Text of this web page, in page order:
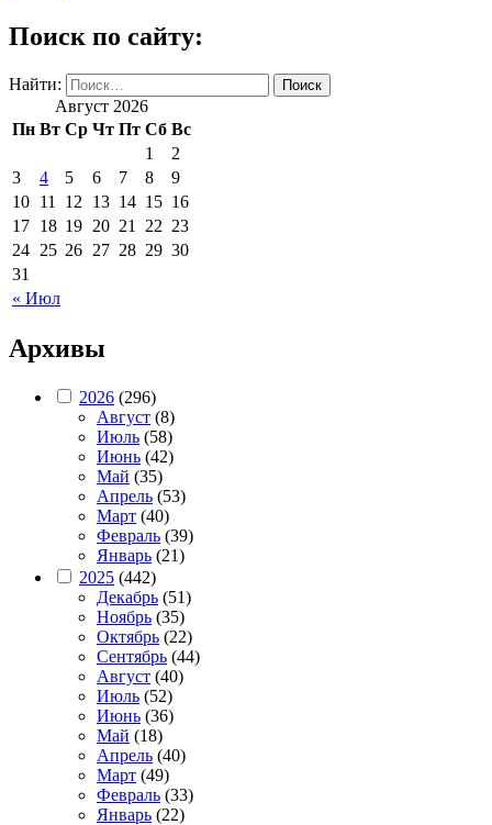
Поиск по сайту:
Найти:
Август 2026
Пн Вт Ср Чт Пт Сб Вс
« Июл
1
2
3
4 5 6 7 8
9
10 11 12 13 14 15 16
17 18 19 20 21 22 23
24 25 26 27 28 29 30
31
Архивы
2026 (296)
Август (8)
Июль (58)
Июнь (42)
Май (35)
Апрель (53)
Март (40)
Февраль (39)
Январь (21)
2025 (442)
Декабрь (51)
Ноябрь (35)
Октябрь (22)
Сентябрь (44)
Август (40)
Июль (52)
Июнь (36)
Май (18)
Апрель (40)
Март (49)
Февраль (33)
Январь (22)